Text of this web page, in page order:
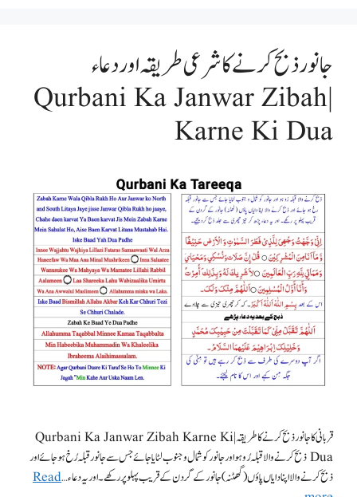
جانور ذبح کرنے کا شرعی طریقہ اور دعاء
| Qurbani Ka Janwar Zibah
Karne Ki Dua
قربانی کا جانور ذبح کرنے کا طریقہ | Qurbani Ka Janwar Zibah Karne Ki
Dua ذبح کرنے والا قبلہ رُو ہو اور جانور کو شمال و جنوب لٹایا جائے جس سے جانور قبلہ رُخ ہو جائے اور
ذبح کرنے والا اپنا دایاں پاؤں (گھٹنہ) جانور کے گردن کے قریب پہلو پر رکھے۔ اور یہ دعاء …Read